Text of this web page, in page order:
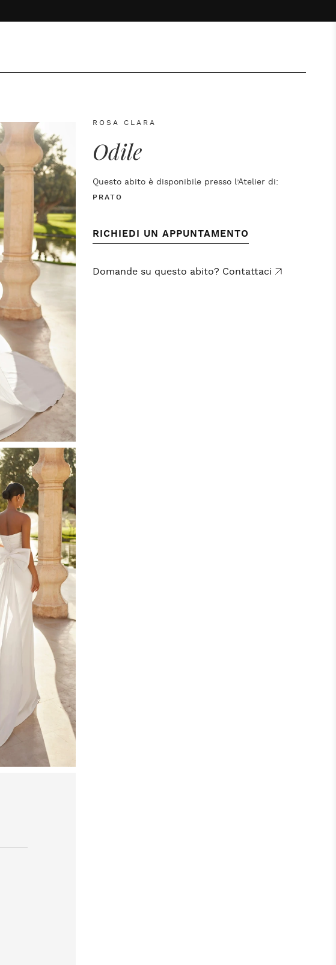
ROSA CLARA
Odile
Questo abito è disponibile presso l’Atelier di:
PRATO
RICHIEDI UN APPUNTAMENTO
Domande su questo abito? Contattaci